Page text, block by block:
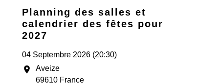
Planning des salles et
calendrier des fêtes pour
2027
04 Septembre 2026 (20:30)
location_on
Aveize
69610 France